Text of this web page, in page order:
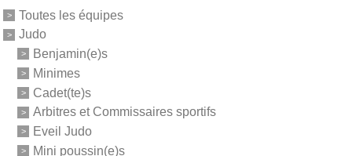
Toutes les équipes
Judo
Benjamin(e)s
Minimes
Cadet(te)s
Arbitres et Commissaires sportifs
Eveil Judo
Mini poussin(e)s